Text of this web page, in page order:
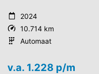
2024
10.714 km
Automaat
v.a. 1.228 p/m